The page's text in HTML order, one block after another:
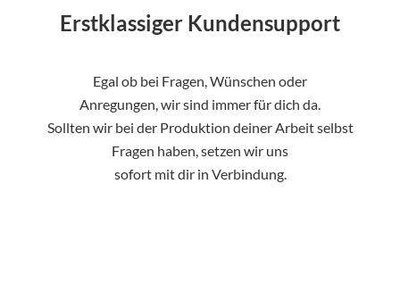
Erstklassiger Kundensupport
Egal ob bei Fragen, Wünschen oder
Anregungen, wir sind immer für dich da.
Sollten wir bei der Produktion deiner Arbeit selbst
Fragen haben, setzen wir uns
sofort mit dir in Verbindung.